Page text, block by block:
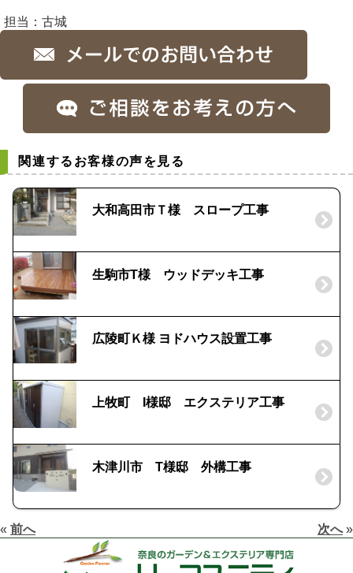
担当：古城
関連するお客様の声を見る
大和高田市Ｔ様 スロープ工事
生駒市T様 ウッドデッキ工事
広陵町Ｋ様 ヨドハウス設置工事
上牧町 I様邸 エクステリア工事
木津川市 T様邸 外構工事
« 前へ 次へ»